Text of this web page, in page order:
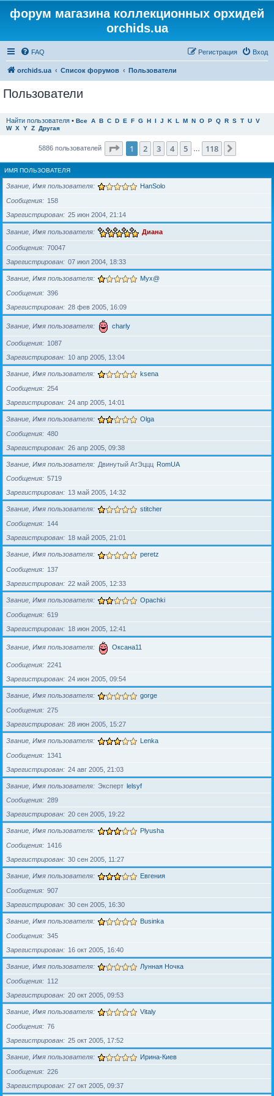
форум магазина коллекционных орхидей
orchids.ua
FAQ Вход
Регистрация
orchids.ua Список форумов Пользователи
Пользователи
Найти пользователя • Все A B C D E F G H I J K L M N O P Q R S T U V
W X Y Z Другая
5886 пользователей Страница из 118
1 2 3 4 5 118
ИМЯ ПОЛЬЗОВАТЕЛЯ
Звание, Имя пользователя HanSolo
Сообщения
158
Зарегистрирован
25 июн 2004, 21:14
Звание, Имя пользователя Диана
Сообщения
70047
Зарегистрирован
07 июл 2004, 18:33
Звание, Имя пользователя Myx@
Сообщения
396
Зарегистрирован
28 фев 2005, 16:09
Звание, Имя пользователя charly
Сообщения
1087
Зарегистрирован
10 апр 2005, 13:04
Звание, Имя пользователя ksena
Сообщения
254
Зарегистрирован
24 апр 2005, 14:01
Звание, Имя пользователя Olga
Сообщения
480
Зарегистрирован
26 апр 2005, 09:38
Звание, Имя пользователя Двинутый АтЭццц RomUA
Сообщения
5719
Зарегистрирован
13 май 2005, 14:32
Звание, Имя пользователя stitcher
Сообщения
144
Зарегистрирован
18 май 2005, 21:01
Звание, Имя пользователя peretz
Сообщения
137
Зарегистрирован
22 май 2005, 12:33
Звание, Имя пользователя Opachki
Сообщения
619
Зарегистрирован
18 июн 2005, 12:41
Звание, Имя пользователя Оксана11
Сообщения
2241
Зарегистрирован
24 июн 2005, 09:54
Звание, Имя пользователя gorge
Сообщения
275
Зарегистрирован
28 июн 2005, 15:27
Звание, Имя пользователя Lenka
Сообщения
1341
Зарегистрирован
24 авг 2005, 21:03
Звание, Имя пользователя Эксперт lelsyf
Сообщения
289
Зарегистрирован
20 сен 2005, 19:22
Звание, Имя пользователя Plyusha
Сообщения
1416
Зарегистрирован
30 сен 2005, 11:27
Звание, Имя пользователя Евгения
Сообщения
907
Зарегистрирован
30 сен 2005, 16:30
Звание, Имя пользователя Businka
Сообщения
345
Зарегистрирован
16 окт 2005, 16:40
Звание, Имя пользователя Лунная Ночка
Сообщения
112
Зарегистрирован
20 окт 2005, 09:53
Звание, Имя пользователя Vitaly
Сообщения
76
Зарегистрирован
25 окт 2005, 17:52
Звание, Имя пользователя Ирина-Киев
Сообщения
226
Зарегистрирован
27 окт 2005, 09:37